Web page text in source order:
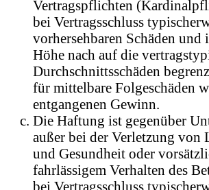
Vertragspflichten
bei Vertragsschluss
vorhersehbaren Schäden und
Höhe nach auf die
Durchschnittsschäden
für mittelbare Folgeschäden
entgangenen Gewinn.
Die Haftung ist gegenüber
außer bei der Verletzung von
und Gesundheit oder
fahrlässigem Verhalten des
bei Vertragsschluss